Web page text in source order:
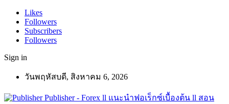
Likes
Followers
Subscribers
Followers
Sign in
วันพฤหัสบดี, สิงหาคม 6, 2026
Publisher - Forex ll แนะนำฟอเร็กซ์เบื้องต้น ll สอน